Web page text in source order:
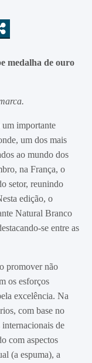
medalha de ouro
importante
um dos mais
ao mundo dos
na França, o
setor, reunindo
edição, o
Natural Branco
se entre as
promover não
os esforços
excelência. Na
com base no
de
com aspectos
(a espuma), a